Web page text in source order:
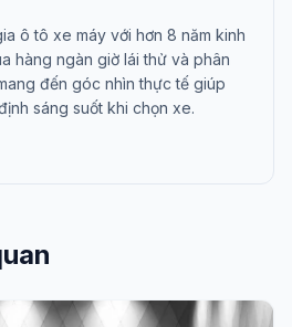
ô tô xe máy với hơn 8 năm kinh
hàng ngàn giờ lái thử và phân
đến góc nhìn thực tế giúp
sáng suốt khi chọn xe.